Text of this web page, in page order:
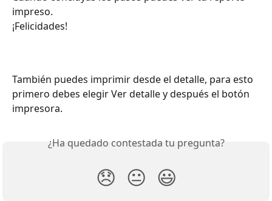
impreso.
¡Felicidades!
También puedes imprimir desde el detalle, para esto
primero debes elegir Ver detalle y después el botón
impresora.
¿Ha quedado contestada tu pregunta?
😞 😐 😃